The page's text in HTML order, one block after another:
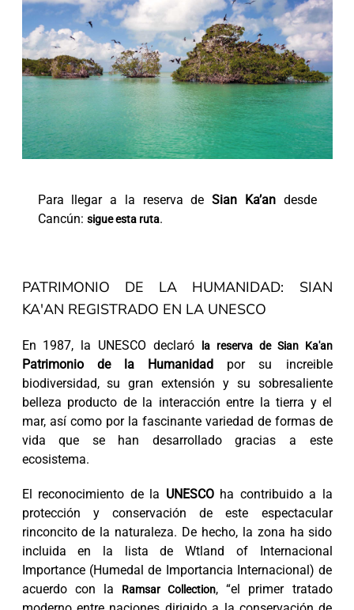
Para llegar a la reserva de Sian Ka’andesde
Cancún: sigue esta ruta.
PATRIMONIO DE LA HUMANIDAD: SIAN
KA'AN REGISTRADO EN LA UNESCO
En 1987, la UNESCO declaró la reserva de Sian Ka'an
Patrimonio de la Humanidad por su increible
biodiversidad, su gran extensión y su sobresaliente
belleza producto de la interacción entre la tierra y el
mar, así como por la fascinante variedad de formas de
vida que se han desarrollado gracias a este
ecosistema.
El reconocimiento de la UNESCOha contribuido a la
protección y conservación de este espectacular
rinconcito de la naturaleza. De hecho, la zona ha sido
incluida en la lista de Wtland of Internacional
Importance (Humedal de Importancia Internacional) de
acuerdo con la
Ramsar Collection, “el primer tratado